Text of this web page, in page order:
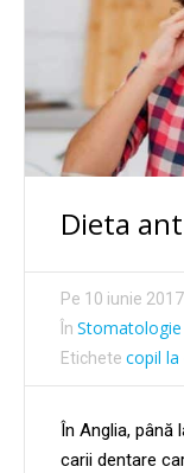
Dieta
Pe 10 iunie 2017
În
Etichete copil
În Anglia, până
carii dentare